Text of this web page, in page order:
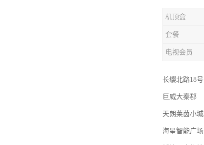
机顶盒
套餐
电视会员
长缨北路18
巨威大秦郡
天朗莱茵小城
海星智能广场